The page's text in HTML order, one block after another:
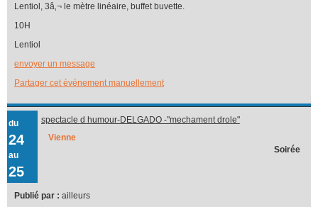
Lentiol, 3â‚¬ le mètre linéaire, buffet buvette.
10H
Lentiol
envoyer un message
Partager cet événement manuellement
du
24
au
25
spectacle d humour-DELGADO -"mechament drole"
Vienne
Soirée
Publié par : ailleurs